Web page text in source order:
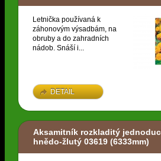
Letnička používaná k
záhonovým výsadbám, na
obruby a do zahradních
nádob. Snáší i...
DETAIL
Aksamitník rozkladitý
hnědo-žlutý 03619 (6333mm)